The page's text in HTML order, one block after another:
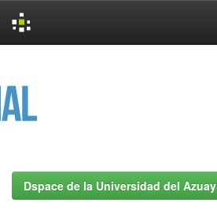
Dspace de la Universidad del Azuay